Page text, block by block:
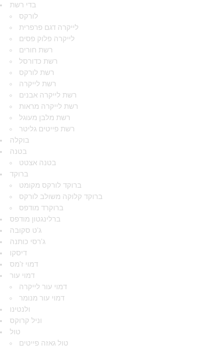
בדי רשת
לורקס
לייקרה דגם פרפרית
לייקרה פלוק פסים
רשת חורים
רשת כדורסל
רשת לורקס
רשת לייקרה
רשת לייקרה אבנים
רשת לייקרה מראות
רשת מלבן מעוגל
רשת פייטים גליטר
בוקלה
בטנה
בטנה אצטט
ברוקד
ברוקד לורקס מקומט
ברוקד קלוקה משולב לורקס
ברוקרד מודפס
ברלינגטון מודפס
ג'ט סקובה
ג'רסי כותנה
דיסקו
דמוי ז'מס
דמוי עור
דמוי עור לייקרה
דמוי עור מנומר
ולנטינו
וניל קרוקס
טול
טול גאזה פייטים